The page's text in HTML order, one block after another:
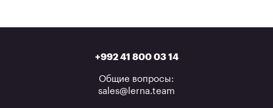
+992 41 800 03 14
Общие вопросы:
sales@lerna.team